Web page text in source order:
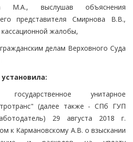
М.А., выслушав объяснения
представителя Смирнова В.В.,
жалобы,
делам Верховного Суда
установила:
государственное унитарное
(далее также - СПб ГУП
29 августа 2018 г.
к Кармановскому А.В. о взыскании